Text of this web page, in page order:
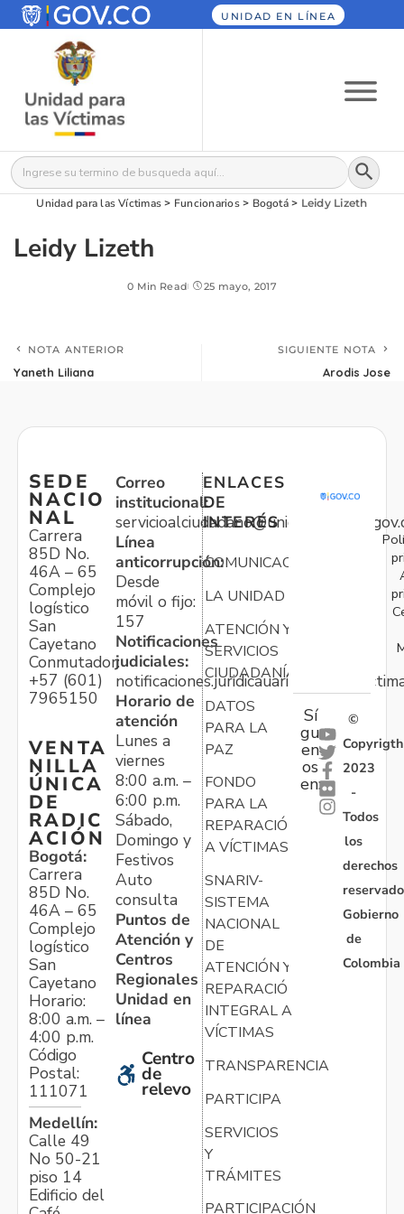
UNIDAD EN LÍNEA
Buscar: Botón
Unidad para las Víctimas > Funcionarios> Bogotá> Leidy Lizeth
Leidy Lizeth
0 Min Read 25 mayo, 2017
NOTA ANTERIOR
Yaneth Liliana
SIGUIENTE NOTA
Arodis Jose
SEDE
NACIO
NAL
Carrera
85D No.
46A – 65
Complejo
logístico
San
Cayetano
Conmutador:
+57 (601)
7965150
VENTA
NILLA
ÚNICA
DE
RADIC
ACIÓN
Bogotá:
Carrera
85D No.
46A – 65
Complejo
logístico
San
Cayetano
Horario:
8:00 a.m. –
4:00 p.m.
Código
Postal:
111071
Medellín:
Calle 49
No 50-21
piso 14
Edificio del
Correo
institucional:
Línea
anticorrupción:
Desde
móvil o fijo:
157
Notificaciones
judiciales:
Horario de
atención
Lunes a
viernes
8:00 a.m. –
6:00 p.m.
Sábado,
Domingo y
Festivos
Auto
consulta
Puntos de
Atención y
Centros
Regionales
Unidad en
línea
Centro
de
relevo
ENLACES
DE
INTERÉS
COMUNICACIONES
LA UNIDAD
ATENCIÓN Y
SERVICIOS
CIUDADANÍA
DATOS
PARA LA
PAZ
FONDO
PARA LA
REPARACIÓN
A VÍCTIMAS
SNARIV-
SISTEMA
NACIONAL
DE
ATENCIÓN Y
REPARACIÓN
INTEGRAL A
VÍCTIMAS
TRANSPARENCIA
PARTICIPA
SERVICIOS
Y
TRÁMITES
PARTICIPACIÓN
Sí
gu
en
os
en:
©
Copyrigth
2023
-
Todos
los
derechos
Gobierno
de
Colombia